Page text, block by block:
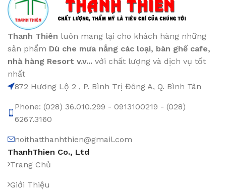
Thanh Thiên luôn mang lại cho khách hàng những
sản phẩm Dù che mưa nắng các loại, bàn ghế cafe,
nhà hàng Resort v.v... với chất lượng và dịch vụ tốt
nhất
872 Hương Lộ 2 , P. Bình Trị Đông A, Q. Bình Tân
Phone: (028) 36.010.299 - 0913100219 - (028)
6267.3160
noithatthanhthien@gmail.com
ThanhThien Co., Ltd
Trang Chủ
Giới Thiệu